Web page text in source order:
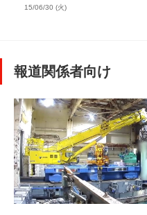
15/06/30 (火)
報道関係者向け